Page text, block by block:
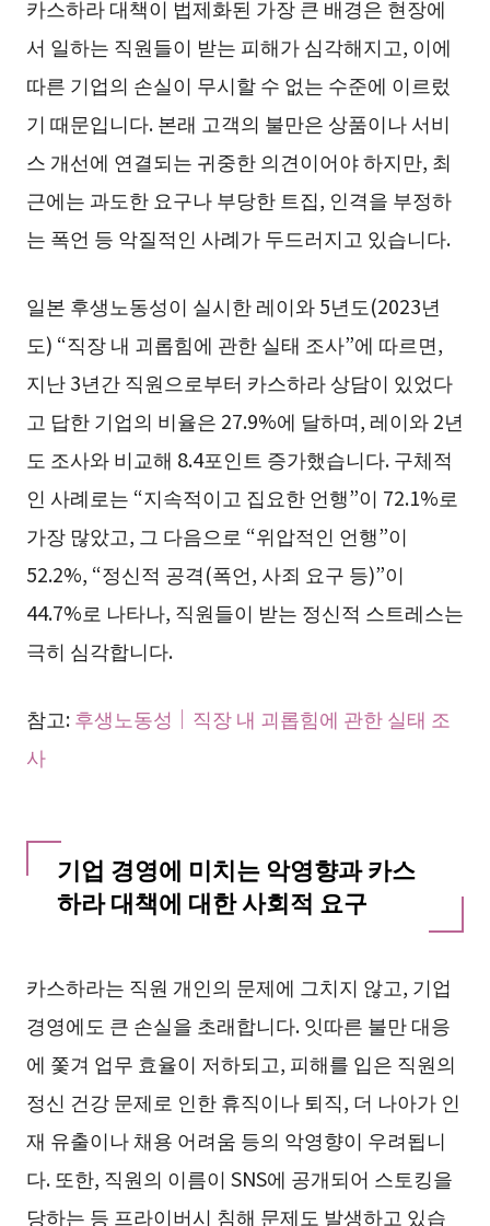
카스하라 대책이 법제화된 가장 큰 배경은 현장에
서 일하는 직원들이 받는 피해가 심각해지고, 이에
따른 기업의 손실이 무시할 수 없는 수준에 이르렀
기 때문입니다. 본래 고객의 불만은 상품이나 서비
스 개선에 연결되는 귀중한 의견이어야 하지만, 최
근에는 과도한 요구나 부당한 트집, 인격을 부정하
는 폭언 등 악질적인 사례가 두드러지고 있습니다.
일본 후생노동성이 실시한 레이와 5년도(2023년
도) “직장 내 괴롭힘에 관한 실태 조사”에 따르면,
지난 3년간 직원으로부터 카스하라 상담이 있었다
고 답한 기업의 비율은 27.9%에 달하며, 레이와 2년
도 조사와 비교해 8.4포인트 증가했습니다. 구체적
인 사례로는 “지속적이고 집요한 언행”이 72.1%로
가장 많았고, 그 다음으로 “위압적인 언행”이
52.2%, “정신적 공격(폭언, 사죄 요구 등)”이
44.7%로 나타나, 직원들이 받는 정신적 스트레스는
극히 심각합니다.
참고:후생노동성｜직장 내 괴롭힘에 관한 실태 조
사
기업 경영에 미치는 악영향과 카스
하라 대책에 대한 사회적 요구
카스하라는 직원 개인의 문제에 그치지 않고, 기업
경영에도 큰 손실을 초래합니다. 잇따른 불만 대응
에 쫓겨 업무 효율이 저하되고, 피해를 입은 직원의
정신 건강 문제로 인한 휴직이나 퇴직, 더 나아가 인
재 유출이나 채용 어려움 등의 악영향이 우려됩니
다. 또한, 직원의 이름이 SNS에 공개되어 스토킹을
당하는 등 프라이버시 침해 문제도 발생하고 있습